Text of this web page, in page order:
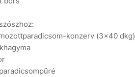
konzerv (3x40 dkg)